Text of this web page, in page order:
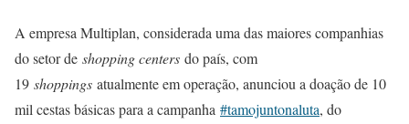
A empresa Multiplan, considerada uma das maiores companhias
do setor de shopping centers do país, com
19 shoppings atualmente em operação, anunciou a doação de 10
mil cestas básicas para a campanha #tamojuntonaluta, do